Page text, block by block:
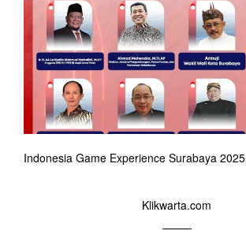
Indonesia Game Experience Surabaya 2025
Klikwarta.com